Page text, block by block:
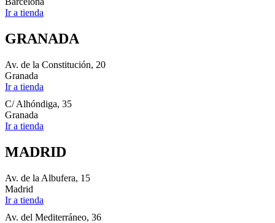
Ir a tienda
GRANADA
Av. de la Constitución, 20
Granada
Ir a tienda
C/ Alhóndiga, 35
Granada
Ir a tienda
MADRID
Av. de la Albufera, 15
Madrid
Ir a tienda
Av. del Mediterráneo, 36